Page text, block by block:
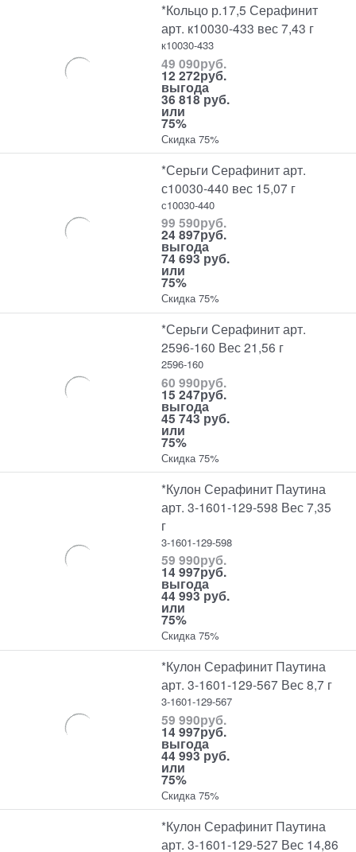
*Кольцо р.17,5 Серафинит
арт. к10030-433 вес 7,43 г
к10030-433
49 090руб.
12 272руб.
выгода
36 818 руб.
или
75%
Скидка 75%
*Серьги Серафинит арт.
с10030-440 вес 15,07 г
с10030-440
99 590руб.
24 897руб.
выгода
74 693 руб.
или
75%
Скидка 75%
*Серьги Серафинит арт.
2596-160 Вес 21,56 г
2596-160
60 990руб.
15 247руб.
выгода
45 743 руб.
или
75%
Скидка 75%
*Кулон Серафинит Паутина
арт. 3-1601-129-598 Вес 7,35
г
3-1601-129-598
59 990руб.
14 997руб.
выгода
44 993 руб.
или
75%
Скидка 75%
*Кулон Серафинит Паутина
арт. 3-1601-129-567 Вес 8,7 г
3-1601-129-567
59 990руб.
14 997руб.
выгода
44 993 руб.
или
75%
Скидка 75%
*Кулон Серафинит Паутина
арт. 3-1601-129-527 Вес 14,86